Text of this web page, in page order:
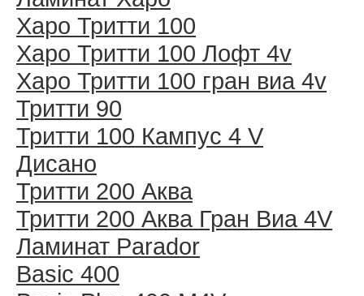
Харо Тритти 100
Харо Тритти 100 Лофт 4v
Харо Тритти 100 гран виа 4v
Тритти 90
Тритти 100 Кампус 4 V
Дисано
Тритти 200 Аква
Тритти 200 Аква Гран Виа 4V
Ламинат Parador
Basic 400